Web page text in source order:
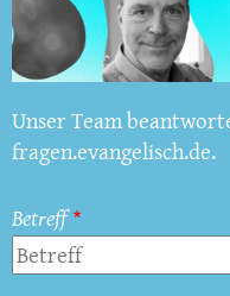
Unser Team
fragen.evangelisch.de.
Betreff